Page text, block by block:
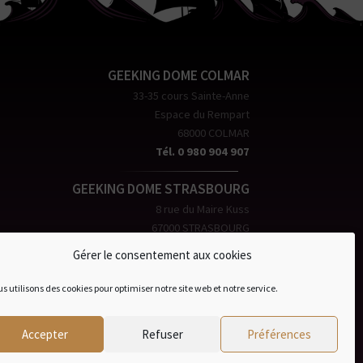
Gérer le consentement aux cookies
utilisons des cookies pour optimiser notre site web et notre service.
Accepter Refuser Préférences
GEEKING DOME COLMAR
33-35 cours Sainte-Anne
Espace du Rempart
68000 COLMAR
Tél. 0 980 904 907
GEEKING DOME STRASBOURG
8 rue du Maire Kuss
67000 STRASBOURG